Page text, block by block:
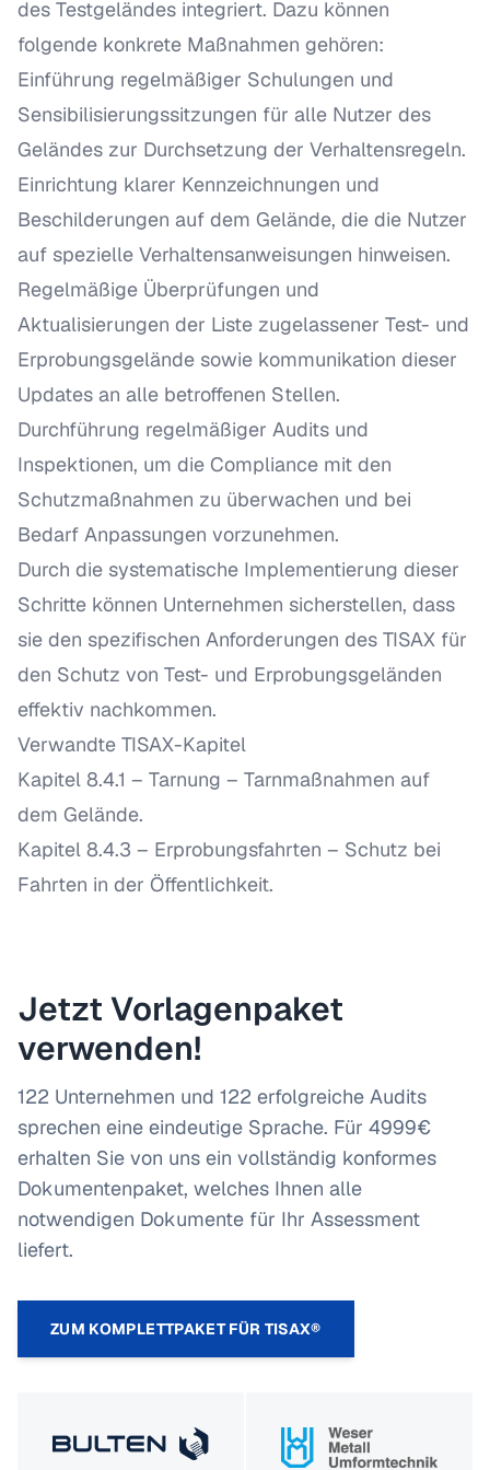
des Testgeländes integriert. Dazu können
folgende konkrete Maßnahmen gehören:
Einführung regelmäßiger Schulungen und
Sensibilisierungssitzungen für alle Nutzer des
Geländes zur Durchsetzung der Verhaltensregeln.
Einrichtung klarer Kennzeichnungen und
Beschilderungen auf dem Gelände, die die Nutzer
auf spezielle Verhaltensanweisungen hinweisen.
Regelmäßige Überprüfungen und
Aktualisierungen der Liste zugelassener Test- und
Erprobungsgelände sowie kommunikation dieser
Updates an alle betroffenen Stellen.
Durchführung regelmäßiger Audits und
Inspektionen, um die Compliance mit den
Schutzmaßnahmen zu überwachen und bei
Bedarf Anpassungen vorzunehmen.
Durch die systematische Implementierung dieser
Schritte können Unternehmen sicherstellen, dass
sie den spezifischen Anforderungen des TISAX für
den Schutz von Test- und Erprobungsgeländen
effektiv nachkommen.
Verwandte TISAX-Kapitel
Kapitel 8.4.1 – Tarnung – Tarnmaßnahmen auf
dem Gelände.
Kapitel 8.4.3 – Erprobungsfahrten – Schutz bei
Fahrten in der Öffentlichkeit.
Jetzt Vorlagenpaket
verwenden!
122 Unternehmen und 122 erfolgreiche Audits
sprechen eine eindeutige Sprache. Für 4999€
erhalten Sie von uns ein vollständig konformes
Dokumentenpaket, welches Ihnen alle
notwendigen Dokumente für Ihr Assessment
liefert.
ZUM KOMPLETTPAKET FÜR TISAX®